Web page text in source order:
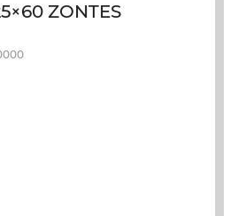
ZONTES